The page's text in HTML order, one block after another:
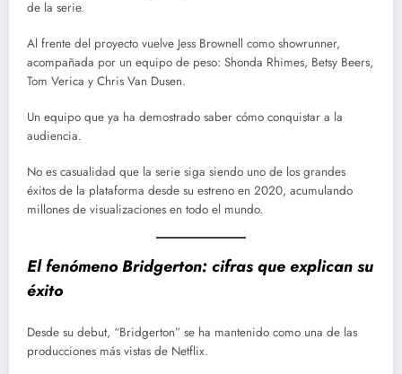
de la serie.
Al frente del proyecto vuelve Jess Brownell como showrunner,
acompañada por un equipo de peso: Shonda Rhimes, Betsy Beers,
Tom Verica y Chris Van Dusen.
Un equipo que ya ha demostrado saber cómo conquistar a la
audiencia.
No es casualidad que la serie siga siendo uno de los grandes
éxitos de la plataforma desde su estreno en 2020, acumulando
millones de visualizaciones en todo el mundo.
El fenómeno Bridgerton: cifras que explican su
éxito
Desde su debut, “Bridgerton” se ha mantenido como una de las
producciones más vistas de Netflix.